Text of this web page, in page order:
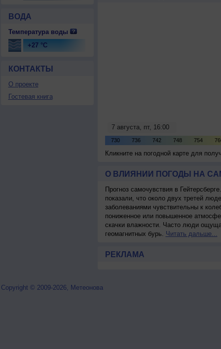
ВОДА
Температура воды
+27 °C
КОНТАКТЫ
О проекте
Гостевая книга
Кликните на погодной карте для
О ВЛИЯНИИ ПОГОДЫ НА
Прогноз самочувствия в
показали, что около двух третей
заболеваниями чувствительны к
пониженное или повышенное
скачки влажности. Часто люди
геомагнитных бурь. Читать дальше...
РЕКЛАМА
Copyright © 2009-2026, Метеонова